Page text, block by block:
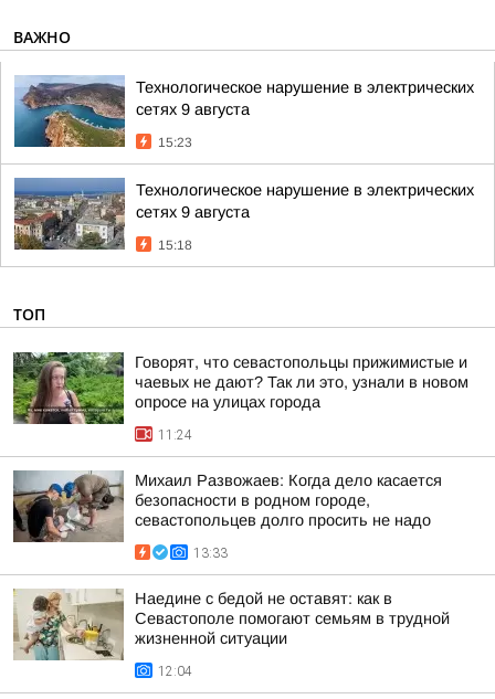
ВАЖНО
Технологическое нарушение в электрических
сетях 9 августа
15:23
Технологическое нарушение в электрических
сетях 9 августа
15:18
ТОП
Говорят, что севастопольцы прижимистые и
чаевых не дают? Так ли это, узнали в новом
опросе на улицах города
11:24
Михаил Развожаев: Когда дело касается
безопасности в родном городе,
севастопольцев долго просить не надо
13:33
Наедине с бедой не оставят: как в
Севастополе помогают семьям в трудной
жизненной ситуации
12:04